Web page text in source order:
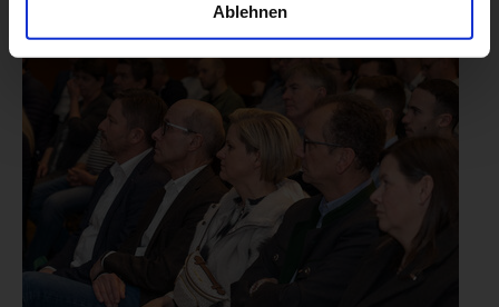
Ablehnen